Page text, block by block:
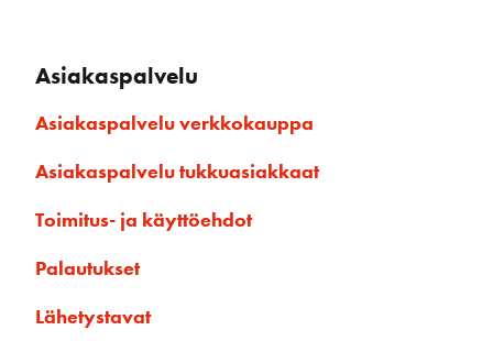
Asiakaspalvelu
Asiakaspalvelu verkkokauppa
Asiakaspalvelu tukkuasiakkaat
Toimitus- ja käyttöehdot
Palautukset
Lähetystavat